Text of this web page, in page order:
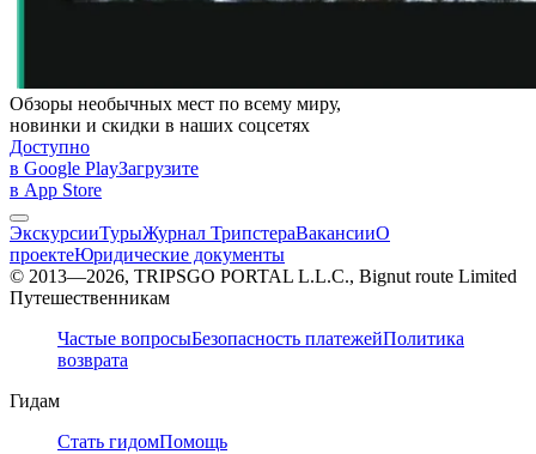
Обзоры необычных мест по всему миру,
новинки и скидки в наших соцсетях
Доступно
в Google PlayЗагрузите
в App Store
ЭкскурсииТурыЖурнал ТрипстераВакансииО
проектеЮридические документы
© 2013—2026, TRIPSGO PORTAL L.L.C., Bignut route Limited
Путешественникам
Частые вопросыБезопасность платежейПолитика
возврата
Гидам
Стать гидомПомощь